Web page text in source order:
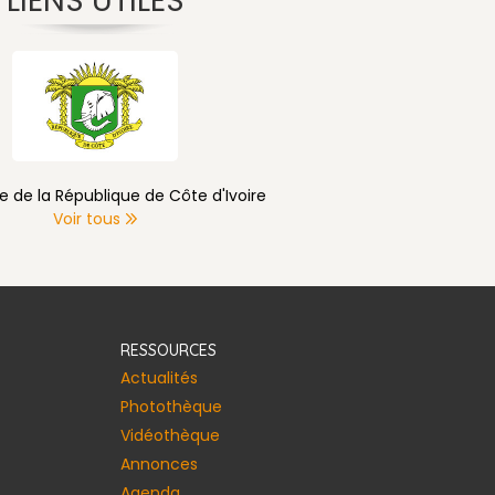
de la République de Côte d'Ivoire
Voir tous
RESSOURCES
Actualités
Photothèque
Vidéothèque
Annonces​